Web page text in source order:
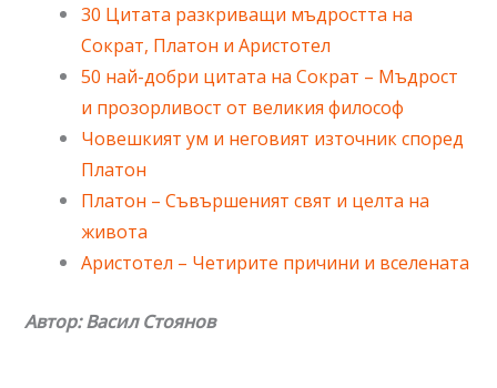
30 Цитата разкриващи мъдростта на
Сократ, Платон и Аристотел
50 най-добри цитата на Сократ – Мъдрост
и прозорливост от великия философ
Човешкият ум и неговият източник според
Платон
Платон – Съвършеният свят и целта на
живота
Аристотел – Четирите причини и вселената
Автор: Васил Стоянов